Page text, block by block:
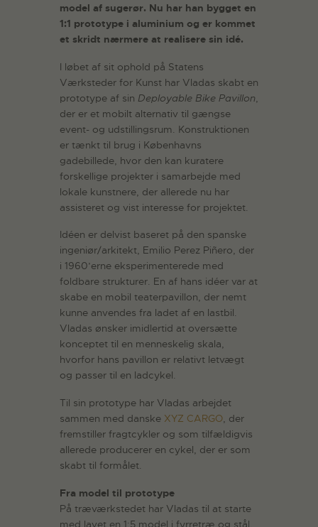
model af sugerør. Nu har han bygget en
1:1 prototype i aluminium og er kommet
et skridt nærmere at realisere sin idé.
I løbet af sit ophold på Statens
Værksteder for Kunst har Vladas skabt en
prototype af sin Deployable Bike Pavillon,
der er et mobilt alternativ til gængse
event- og udstillingsrum. Konstruktionen
er tænkt til brug i Københavns
gadebillede, hvor den kan kuratere
forskellige projekter i samarbejde med
lokale kunstnere, der allerede nu har
assisteret og vist interesse for projektet.
Idéen er delvist baseret på den spanske
ingeniør/arkitekt, Emilio Perez Piñero, der
i 1960’erne eksperimenterede med
foldbare strukturer. En af hans idéer var at
skabe en mobil teaterpavillon, der nemt
kunne anvendes fra ladet af en lastbil.
Vladas ønsker imidlertid at oversætte
konceptet til en menneskelig skala,
hvorfor hans pavillon er relativt letvægt
og passer til en ladcykel.
Til sin prototype har Vladas arbejdet
sammen med danske XYZ CARGO, der
fremstiller fragtcykler og som tilfældigvis
allerede producerer en cykel, der er som
skabt til formålet.
Fra model til prototype
På træværkstedet har Vladas til at starte
med lavet en 1:5 model i fyrretræ og stål.